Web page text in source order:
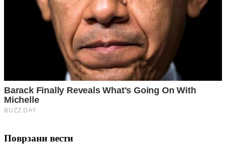
Поврзани вести